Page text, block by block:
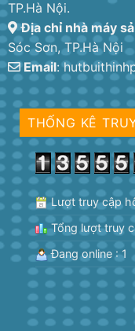
TP.Hà Nội.
Địa chỉ nhà máy
Sóc Sơn, TP.Hà Nội
Email:
THỐNG KÊ
Lượt truy cập
Tổng lượt truy
Đang online : 1